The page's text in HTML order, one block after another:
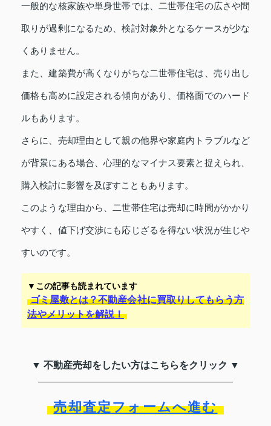
一般的な核家族や単身世帯では、二世帯住宅の広さや間
取りが過剰になるため、検討対象外となるケースが少な
くありません。
また、建築費が高くなりがちな二世帯住宅は、売り出し
価格も高めに設定される傾向があり、価格面でのハード
ルもあります。
さらに、売却理由として親の他界や家庭内トラブルなど
が背景にある場合、心理的なマイナス要素と捉えられ、
購入検討に影響を及ぼすこともあります。
このような理由から、二世帯住宅は売却に時間がかかり
やすく、値下げ交渉にも応じざるを得ない状況が生じや
すいのです。
▼この記事も読まれています
ゴミ屋敷とは？不動産会社に買取りしてもらう方
法やメリットを解説！
▼ 不動産売却をしたい方はこちらをクリック ▼
売却査定フォームへ進む